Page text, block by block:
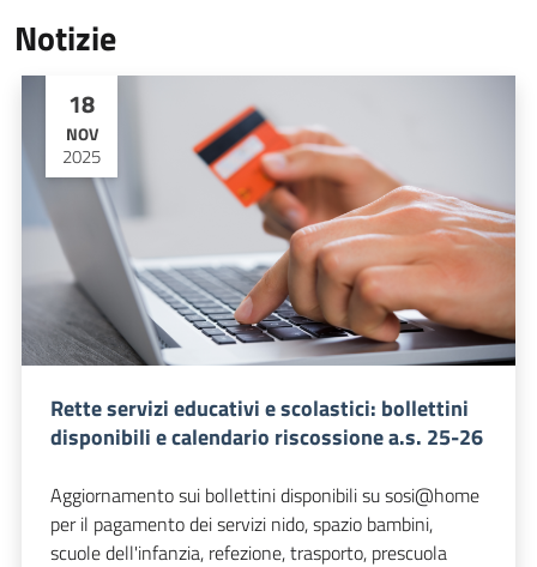
Notizie
18
NOV
2025
Rette servizi educativi e scolastici: bollettini
disponibili e calendario riscossione a.s. 25-26
Aggiornamento sui bollettini disponibili su sosi@home
per il pagamento dei servizi nido, spazio bambini,
scuole dell'infanzia, refezione, trasporto, prescuola